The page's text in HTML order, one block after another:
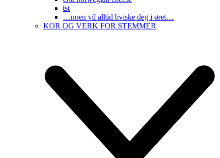
tst
…noen vil alltid hviske deg i øret…
KOR OG VERK FOR STEMMER